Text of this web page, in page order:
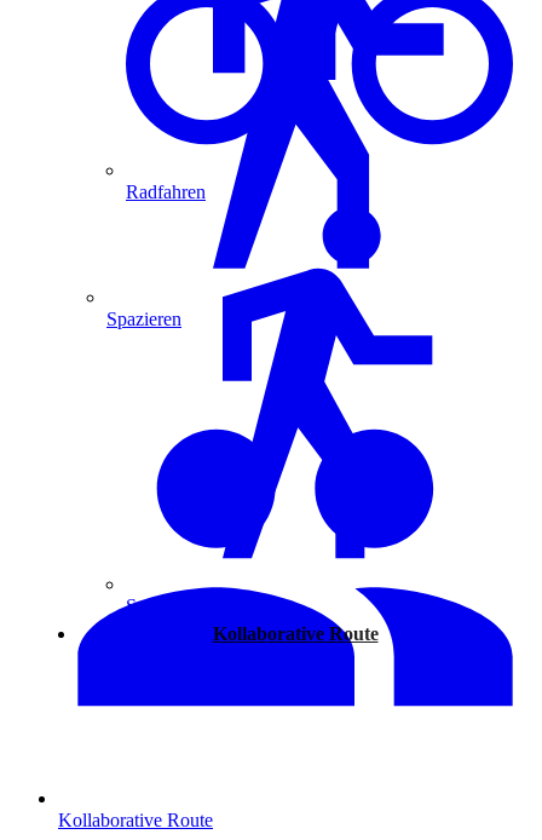
Radfahren
Spazieren
Kollaborative Route
Spazieren
Kollaborative Route